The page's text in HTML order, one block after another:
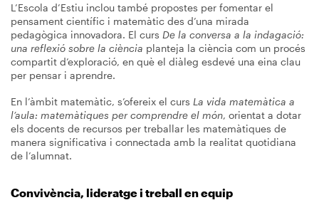
L’Escola d’Estiu inclou també propostes per fomentar el
pensament científic i matemàtic des d’una mirada
pedagògica innovadora. El curs De la conversa a la indagació:
una reflexió sobre la ciència planteja la ciència com un procés
compartit d’exploració, en què el diàleg esdevé una eina clau
per pensar i aprendre.
En l’àmbit matemàtic, s’ofereix el curs La vida matemàtica a
l’aula: matemàtiques per comprendre el món, orientat a dotar
els docents de recursos per treballar les matemàtiques de
manera significativa i connectada amb la realitat quotidiana
de l’alumnat.
Convivència, lideratge i treball en equip